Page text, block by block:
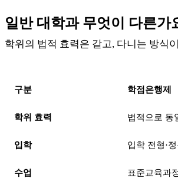
일반 대학과 무엇이 다른가
학위의 법적 효력은 같고, 다니는 방식
구분 학점은행제
학위 효력 법적으로 동
입학 입학 전형·
수업 표준교육과